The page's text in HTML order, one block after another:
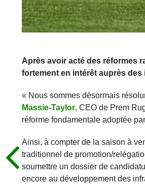
Après avoir acté des réformes
fortement en intérêt auprès des
« Nous sommes désormais
Massie-Taylor, CEO de Prem
réforme fondamentale adoptée
Ainsi, à compter de la saison à
traditionnel de promotion/
soumettre un dossier de
encore au développement des